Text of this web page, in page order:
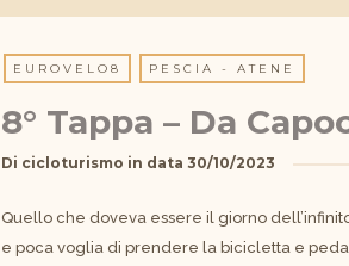
EUROVELO8 PESCIA - ATENE
8° Tappa – Da
Di cicloturismo in data 30/10/2023
Quello che doveva essere il giorno
e poca voglia di prendere la bicicletta e